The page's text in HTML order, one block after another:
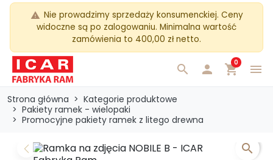
warning Nie prowadzimy sprzedaży konsumenckiej. Ceny
widoczne są po zalogowaniu. Minimalna wartość
zamówienia to 400,00 zł netto.
menu
search  shopping_cart
0
Strona główna
Kategorie produktowe
Pakiety ramek - wielopaki
Promocyjne pakiety ramek z litego drewna
Previous Next
search